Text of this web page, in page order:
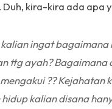
Duh, kira-kira ada apa
kalian ingat
ttg ayah? Bagaimana
?? Kejahatan
hidup kalian disana